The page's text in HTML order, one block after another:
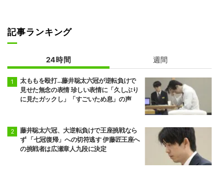
記事ランキング
24時間 週間
太ももを殴打…藤井聡太六冠が逆転負けで
見せた無念の表情 珍しい表情に「久しぶり
に見たガックし」「すごいため息」の声
藤井聡太六冠、大逆転負けで王座挑戦なら
ず 「七冠復帰」への切符逃す 伊藤匠王座へ
の挑戦者は広瀬章人九段に決定